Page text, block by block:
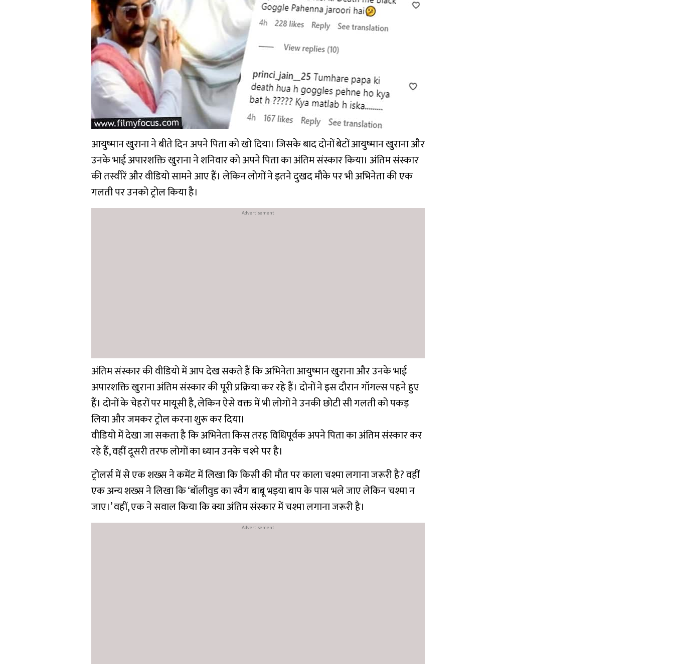
आयुष्मान खुराना ने बीते दिन अपने पिता को खो दिया। जिसके बाद दोनों बेटों आयुष्मान खुराना और
उनके भाई अपारशक्ति खुराना ने शनिवार को अपने पिता का अंतिम संस्कार किया। अंतिम संस्कार
की तस्वीरें और वीडियो सामने आए हैं। लेकिन लोगों ने इतने दुखद मौके पर भी अभिनेता की एक
गलती पर उनको ट्रोल किया है।
अंतिम संस्कार की वीडियो में आप देख सकते हैं कि अभिनेता आयुष्मान खुराना और उनके भाई
अपारशक्ति खुराना अंतिम संस्कार की पूरी प्रक्रिया कर रहे हैं। दोनों ने इस दौरान गॉगल्स पहने हुए
हैं। दोनों के चेहरों पर मायूसी है, लेकिन ऐसे वक्त में भी लोगों ने उनकी छोटी सी गलती को पकड़
लिया और जमकर ट्रोल करना शुरू कर दिया।
वीडियो में देखा जा सकता है कि अभिनेता किस तरह विधिपूर्वक अपने पिता का अंतिम संस्कार कर
रहे हैं, वहीं दूसरी तरफ लोगों का ध्यान उनके चश्मे पर है।
ट्रोलर्स में से एक शख्स ने कमेंट में लिखा कि किसी की मौत पर काला चश्मा लगाना जरूरी है? वहीं
एक अन्य शख्स ने लिखा कि ‘बॉलीवुड का स्वैग बाबू भइया बाप के पास भले जाए लेकिन चश्मा न
जाए।’ वहीं, एक ने सवाल किया कि क्या अंतिम संस्कार में चश्मा लगाना जरूरी है।